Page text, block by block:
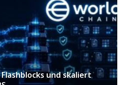
und skaliert